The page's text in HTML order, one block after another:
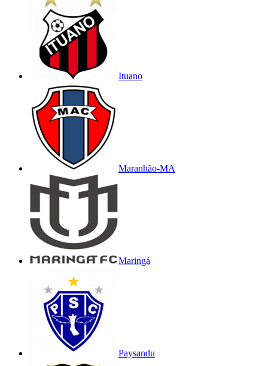
Ituano
Maranhão-MA
Maringá
Paysandu